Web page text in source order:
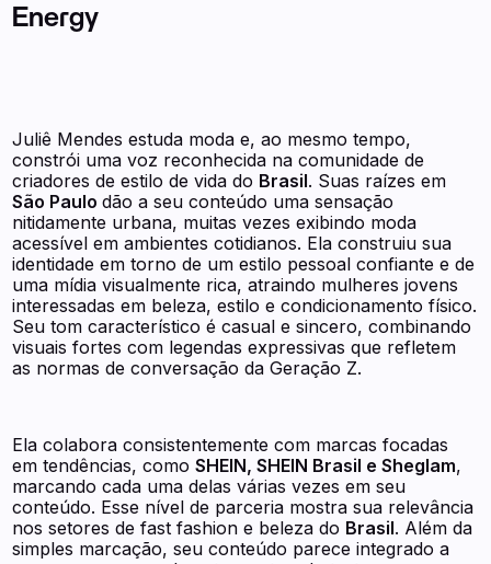
Energy
Juliê Mendes estuda moda e, ao mesmo tempo,
constrói uma voz reconhecida na comunidade de
criadores de estilo de vida do Brasil. Suas raízes em
São Paulodão a seu conteúdo uma sensação
nitidamente urbana, muitas vezes exibindo moda
acessível em ambientes cotidianos. Ela construiu sua
identidade em torno de um estilo pessoal confiante e de
uma mídia visualmente rica, atraindo mulheres jovens
interessadas em beleza, estilo e condicionamento físico.
Seu tom característico é casual e sincero, combinando
visuais fortes com legendas expressivas que refletem
as normas de conversação da Geração Z.
Ela colabora consistentemente com marcas focadas
em tendências, comoSHEIN, SHEIN Brasil e Sheglam,
marcando cada uma delas várias vezes em seu
conteúdo. Esse nível de parceria mostra sua relevância
nos setores de fast fashion e beleza do Brasil. Além da
simples marcação, seu conteúdo parece integrado a